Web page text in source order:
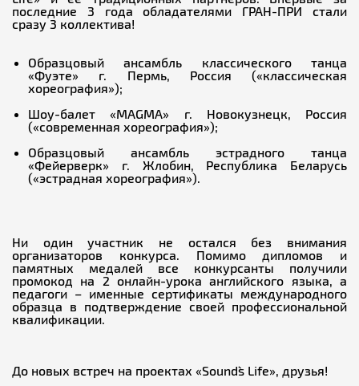
последние 3 года обладателями ГРАН-ПРИ стали
сразу 3 коллектива!
Образцовый ансамбль классического танца
«Фуэте» г. Пермь, Россия («классическая
хореография»);
Шоу-балет «MAGMA» г. Новокузнецк, Россия
(«современная хореография»);
Образцовый ансамбль эстрадного танца
«Фейерверк» г. Жлобин, Республика Беларусь
(«эстрадная хореография»).
Ни один участник не остался без внимания
организаторов конкурса. Помимо дипломов и
памятных медалей все конкурсанты получили
промокод на 2 онлайн-урока английского языка, а
педагоги – именные сертификаты международного
образца в подтверждение своей профессиональной
квалификации.
До новых встреч на проектах «Sound`s Life», друзья!